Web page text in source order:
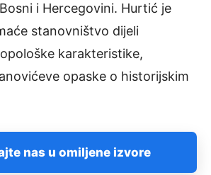
i Hercegovini. Hurtić je
stanovništvo dijeli
karakteristike,
opaske o historijskim
nas u omiljene izvore